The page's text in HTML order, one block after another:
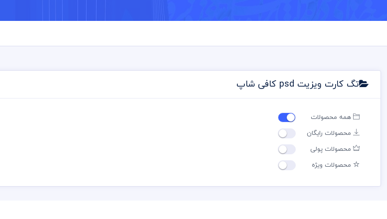
تگ کارت ویزیت psd کافی شاپ
همه محصولات
محصولات رایگان
محصولات پولی
محصولات ویژه